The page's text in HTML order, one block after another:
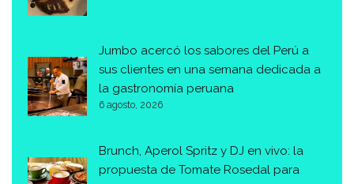
Jumbo acercó los sabores del Perú a
sus clientes en una semana dedicada a
la gastronomía peruana
6 agosto, 2026
Brunch, Aperol Spritz y DJ en vivo: la
propuesta de Tomate Rosedal para